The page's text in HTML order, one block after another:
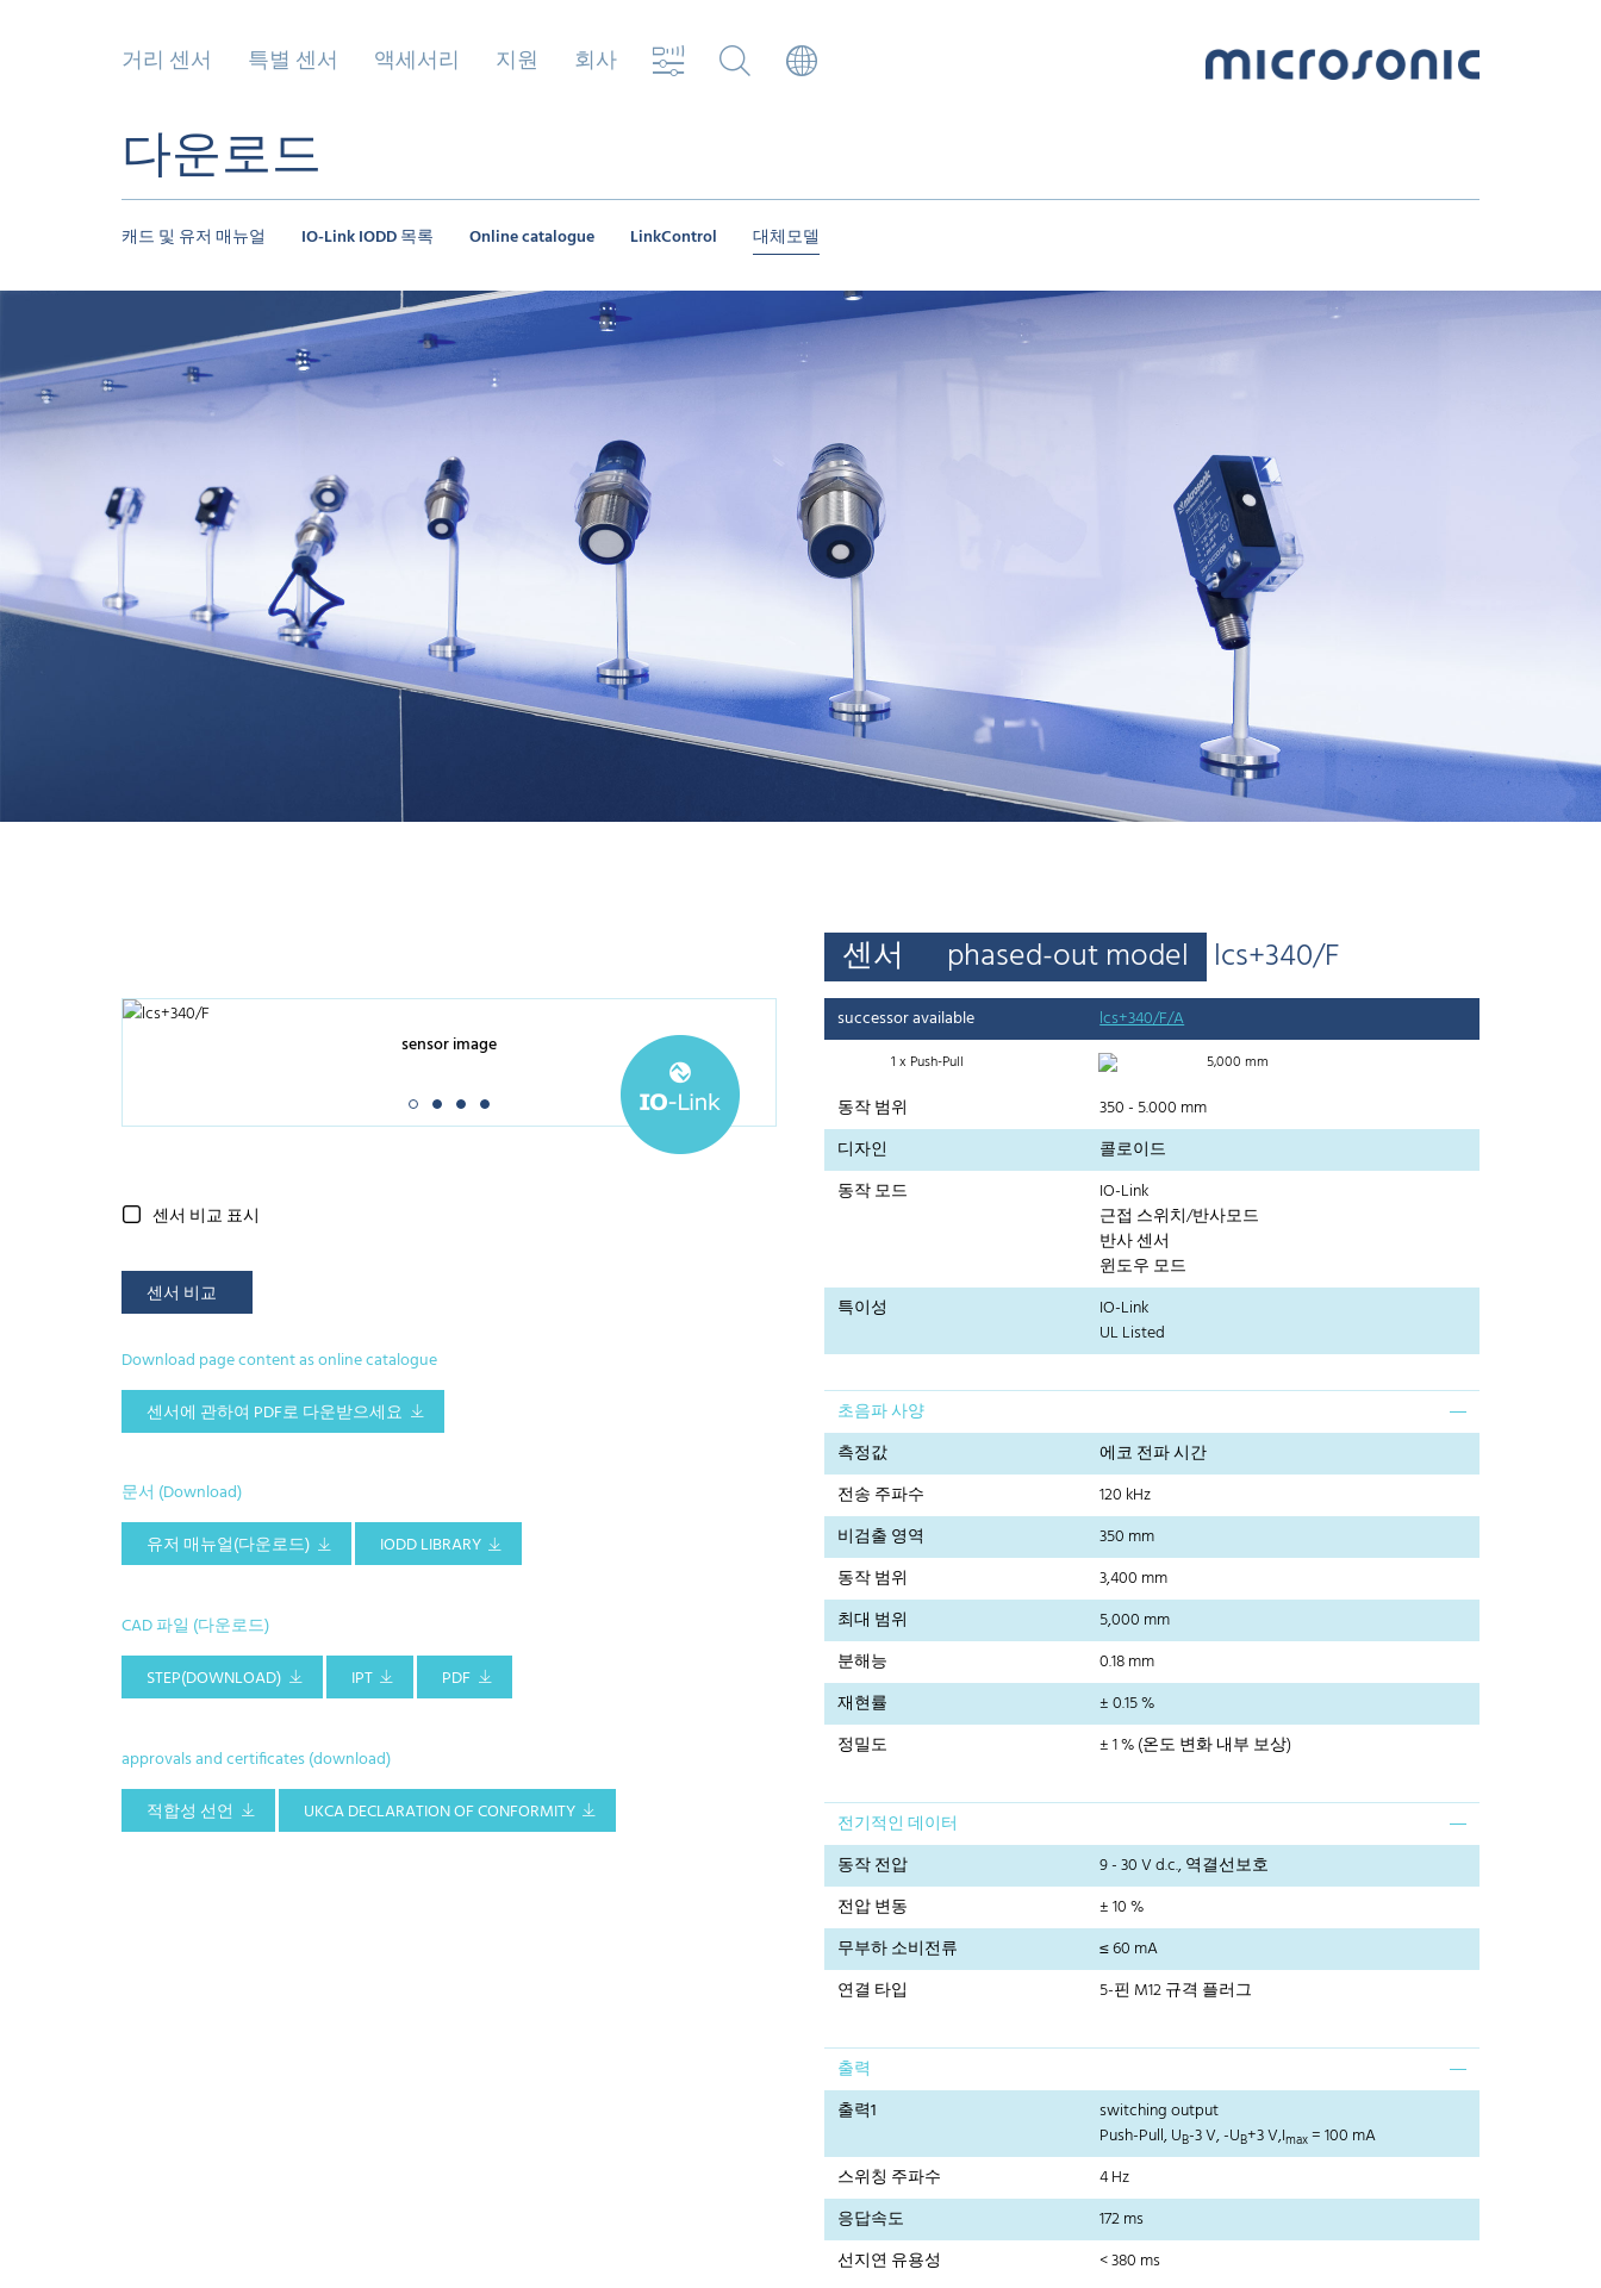
거리 센서 특별 센서 액세서리 지원 회사
다운로드
캐드 및 유저 매뉴얼 IO-Link IODD 목록 Online catalogue LinkControl 대체모델
센서 phased-out model lcs+340/F
sensor image
센서 비교 표시
센서 비교
Download page content as online catalogue
센서에 관하여 PDF로 다운받으세요
문서 (Download)
유저 매뉴얼(다운로드)
IODD LIBRARY
CAD 파일 (다운로드)
STEP(DOWNLOAD)
IPT PDF
approvals and certificates (download)
적합성 선언
UKCA DECLARATION OF CONFORMITY
successor available lcs+340/F/A
1 x Push-Pull 5,000 mm
동작 범위
350 - 5.000 mm
디자인
콜로이드
동작 모드
IO-Link
근접 스위치/반사모드
반사 센서
윈도우 모드
특이성
IO-Link
UL Listed
초음파 사양
측정값
에코 전파 시간
전송 주파수
120 kHz
비검출 영역
350 mm
동작 범위
3,400 mm
최대 범위
5,000 mm
분해능
0.18 mm
재현률
± 0.15 %
정밀도
± 1 % (온도 변화 내부 보상)
전기적인 데이터
동작 전압
9 - 30 V d.c., 역결선보호
전압 변동
± 10 %
무부하 소비전류
≤ 60 mA
연결 타입
5-핀 M12 규격 플러그
출력
출력1
switching output
Push-Pull, UB-3 V, -UB+3 V,Imax= 100 mA
스위칭 주파수
4 Hz
응답속도
172 ms
선지연 유용성
< 380 ms